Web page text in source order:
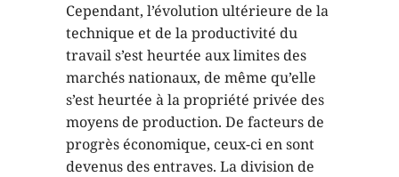
Cependant, l’évolution ultérieure de la
technique et de la productivité du
travail s’est heurtée aux limites des
marchés nationaux, de même qu’elle
s’est heurtée à la propriété privée des
moyens de production. De facteurs de
progrès économique, ceux-ci en sont
devenus des entraves. La division de